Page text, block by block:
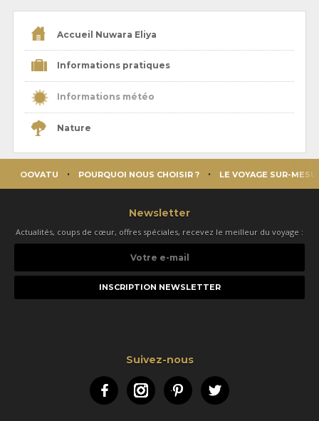
Accueil Nuwara Eliya
Informations pratiques
Informations météo
Nature
OOVATU POURQUOI NOUS CHOISIR ? LE VOYAGE SUR-
Newsletter
Actualités, coups de cœur, offres spéciales, recevez le meilleur du voyage :
e-
Suivez-nous
FacebookInstagramPinterestTwitter